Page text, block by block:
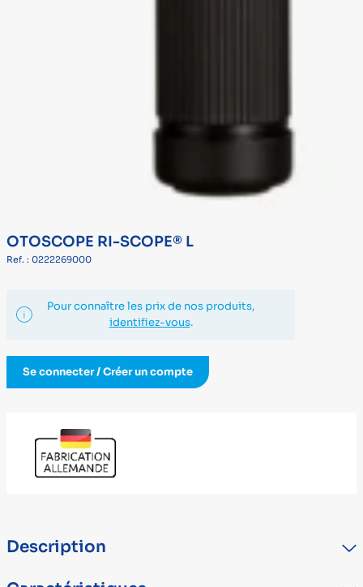
OTOSCOPE RI-SCOPE® L
Ref. : 0222269000
Pour connaître les prix de nos produits,
identifiez-vous.
Se connecter / Créer un compte
Description